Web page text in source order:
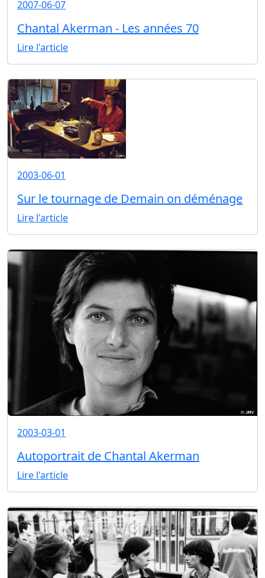
2007-06-07
Chantal Akerman - Les années 70
Lire l'article
2003-06-01
Sur le tournage de Demain on déménage
Lire l'article
2003-03-01
Autoportrait de Chantal Akerman
Lire l'article